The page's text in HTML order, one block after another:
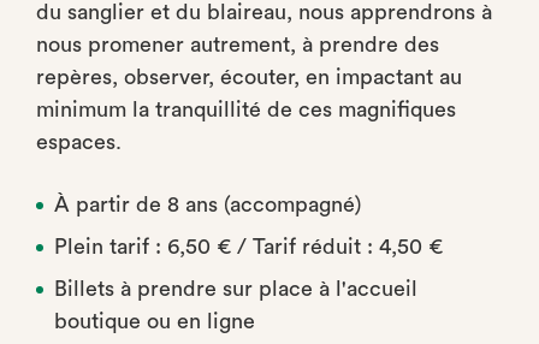
du sanglier et du blaireau, nous apprendrons à
nous promener autrement, à prendre des
repères, observer, écouter, en impactant au
minimum la tranquillité de ces magnifiques
espaces.
À partir de 8 ans (accompagné)
Plein tarif : 6,50 € / Tarif réduit : 4,50 €
Billets à prendre sur place à l'accueil
boutique ou en ligne